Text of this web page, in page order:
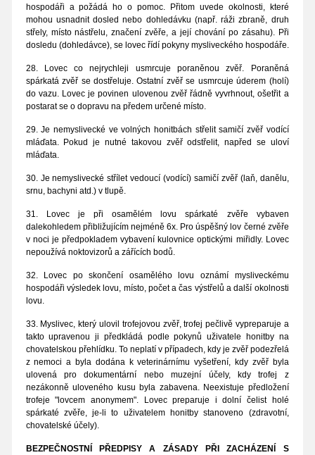
hospodáři a požádá ho o pomoc. Přitom uvede okolnosti, které
mohou usnadnit dosled nebo dohledávku (např. ráži zbraně, druh
střely, místo nástřelu, značení zvěře, a její chování po zásahu). Při
dosledu (dohledávce), se lovec řídí pokyny mysliveckého hospodáře.
28. Lovec co nejrychleji usmrcuje poraněnou zvěř. Poraněná
spárkatá zvěř se dostřeluje. Ostatní zvěř se usmrcuje úderem (holí)
do vazu. Lovec je povinen ulovenou zvěř řádně vyvrhnout, ošetřit a
postarat se o dopravu na předem určené místo.
29. Je nemyslivecké ve volných honitbách střelit samičí zvěř vodící
mláďata. Pokud je nutné takovou zvěř odstřelit, napřed se uloví
mláďata.
30. Je nemyslivecké střílet vedoucí (vodící) samičí zvěř (laň, danělu,
srnu, bachyni atd.) v tlupě.
31. Lovec je při osamělém lovu spárkaté zvěře vybaven
dalekohledem přibližujícím nejméně 6x. Pro úspěšný lov černé zvěře
v noci je předpokladem vybavení kulovnice optickými miřidly. Lovec
nepoužívá noktovizorů a zářících bodů.
32. Lovec po skončení osamělého lovu oznámí mysliveckému
hospodáři výsledek lovu, místo, počet a čas výstřelů a další okolnosti
lovu.
33. Myslivec, který ulovil trofejovou zvěř, trofej pečlivě vypreparuje a
takto upravenou ji předkládá podle pokynů uživatele honitby na
chovatelskou přehlídku. To neplatí v případech, kdy je zvěř podezřelá
z nemoci a byla dodána k veterinárnímu vyšetření, kdy zvěř byla
ulovená pro dokumentární nebo muzejní účely, kdy trofej z
nezákonně uloveného kusu byla zabavena. Neexistuje předložení
trofeje "lovcem anonymem". Lovec preparuje i dolní čelist holé
spárkaté zvěře, je-li to uživatelem honitby stanoveno (zdravotní,
chovatelské účely).
BEZPEČNOSTNÍ PŘEDPISY A ZÁSADY PŘI ZACHÁZENÍ S